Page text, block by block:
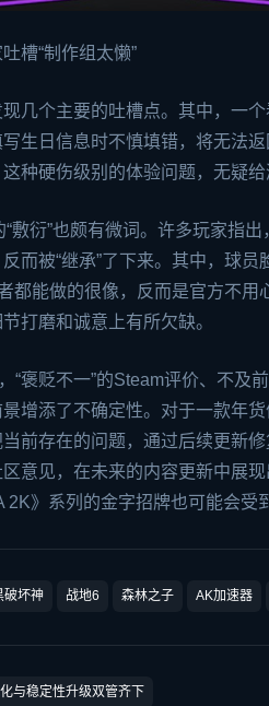
槽“制作组太懒”
几个主要的吐槽点。其中，一
生日信息时不慎填错，将无法
种硬伤级别的体验问题，无疑给
敷衍”也颇有微词。许多玩家指
而被“继承”了下来。其中，球员
都能做的很像，反而是官方不
打磨和诚意上有所欠缺。
“褒贬不一”的Steam评价、不
增添了不确定性。对于一款年
前存在的问题，通过后续更新
意见，在未来的内容更新中展
》系列的金字招牌也可能会受
破坏神 战地6 森林之子 AK加速器
与稳定性升级双管齐下